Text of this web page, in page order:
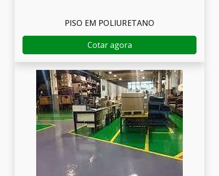
PISO EM POLIURETANO
Cotar agora